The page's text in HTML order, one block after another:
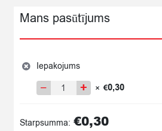
Mans pasūtījums
Iepakojums
−
Iepakojums+ × €0,30
Starpsumma: €0,30